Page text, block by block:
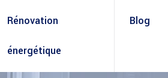
Rénovation
énergétique
Blog